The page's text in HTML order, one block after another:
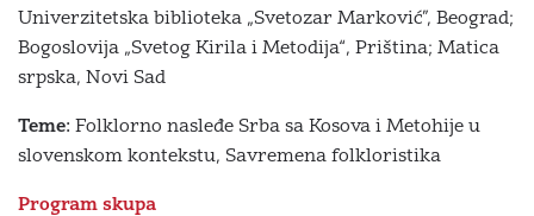
Univerzitetska biblioteka „Svetozar Marković”, Beograd;
Bogoslovija „Svetog Kirila i Metodija“, Priština; Matica
srpska, Novi Sad
Teme: Folklorno nasleđe Srba sa Kosova i Metohije u
slovenskom kontekstu, Savremena folkloristika
Program skupa